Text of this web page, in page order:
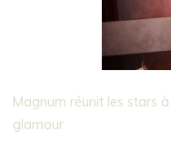
Magnum réunit les stars
glamour